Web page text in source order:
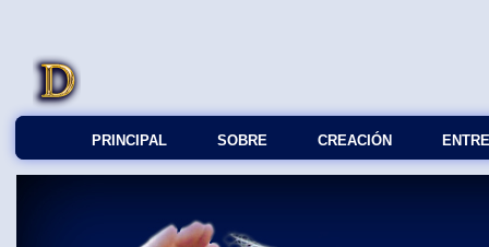
PRINCIPAL SOBRE СREACIÓN